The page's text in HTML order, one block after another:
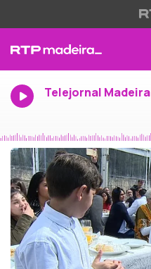
Telejornal Madeira